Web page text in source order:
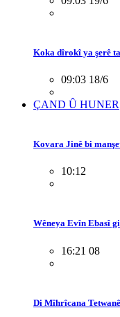
Koka dîrokî ya şerê
09:03 18/6
ÇAND Û HUNER
Kovara Jinê bi
10:12
Wêneya Evîn Ebasî
16:21 08
Di Mîhrîcana